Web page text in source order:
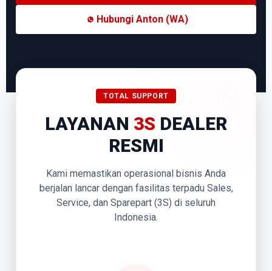
Hubungi Anton (WA)
TOTAL SUPPORT
LAYANAN 3S DEALER
RESMI
Kami memastikan operasional bisnis Anda
berjalan lancar dengan fasilitas terpadu Sales,
Service, dan Sparepart (3S) di seluruh
Indonesia.